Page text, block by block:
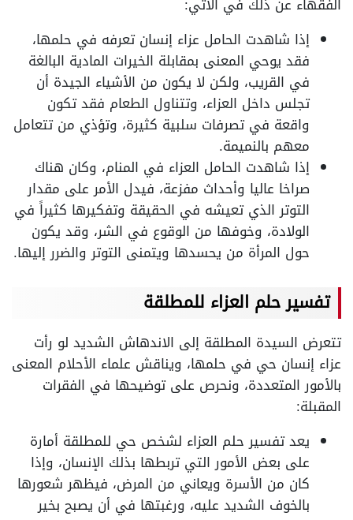
إذا شاهدت الحامل عزاء إنسان تعرفه في حلمها،
فقد يوحي المعنى بمقابلة الخيرات المادية البالغة
في القريب، ولكن لا يكون من الأشياء الجيدة أن
تجلس داخل العزاء، وتتناول الطعام فقد تكون
واقعة في تصرفات سلبية كثيرة، وتؤذي من تتعامل
معهم بالنميمة.
إذا شاهدت الحامل العزاء في المنام، وكان هناك
صراخا عاليا وأحداث مفزعة، فيدل الأمر على مقدار
التوتر الذي تعيشه في الحقيقة وتفكيرها كثيراً في
الولادة، وخوفها من الوقوع في الشر، وقد يكون
حول المرأة من يحسدها ويتمنى التوتر والضرر إليها.
تفسير حلم العزاء للمطلقة
تتعرض السيدة المطلقة إلى الاندهاش الشديد لو رأت
عزاء إنسان حي في حلمها، ويناقش علماء الأحلام المعنى
بالأمور المتعددة، ونحرص على توضيحها في الفقرات
المقبلة:
يعد تفسير حلم العزاء لشخص حي للمطلقة أمارة
على بعض الأمور التي تربطها بذلك الإنسان، وإذا
كان من الأسرة ويعاني من المرض، فيظهر شعورها
بالخوف الشديد عليه، ورغبتها في أن يصبح بخير